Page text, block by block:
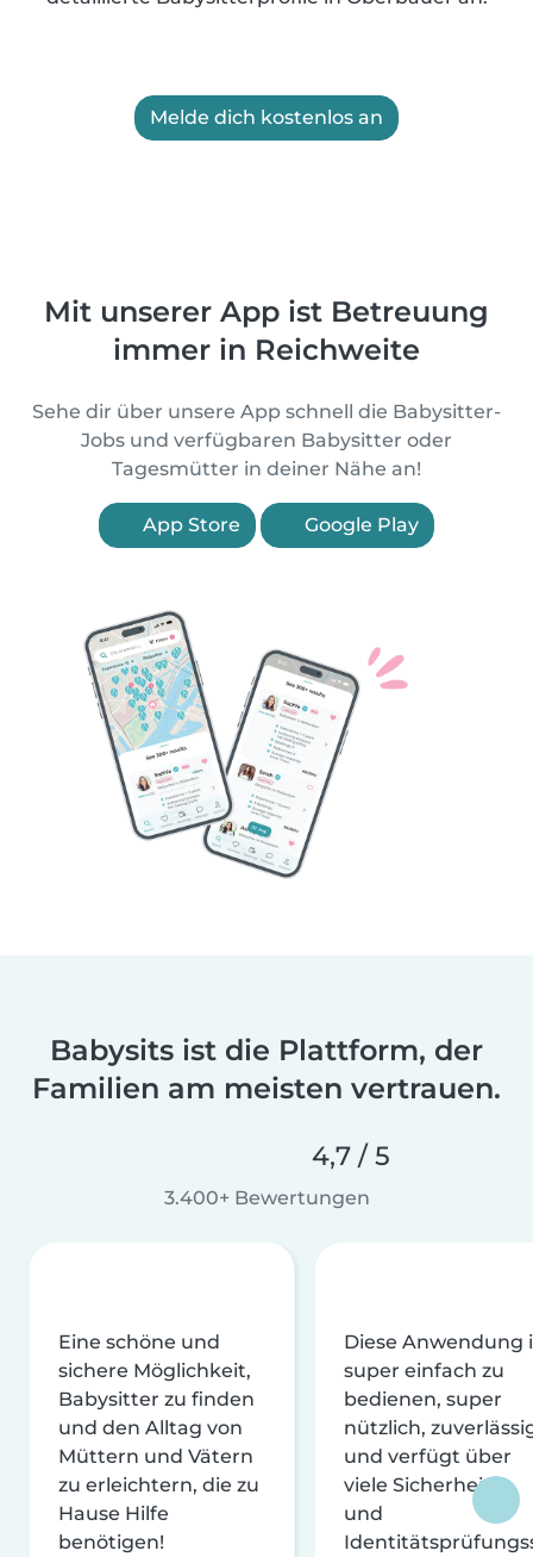
Melde dich kostenlos an
Mit unserer App ist Betreuung
immer in Reichweite
Sehe dir über unsere App schnell die Babysitter-
Jobs und verfügbaren Babysitter oder
Tagesmütter in deiner Nähe an!
App Store Google Play
Babysits ist die Plattform, der
Familien am meisten vertrauen.
4,7 / 5
3.400+ Bewertungen
Eine schöne und
sichere Möglichkeit,
Babysitter zu finden
und den Alltag von
Müttern und Vätern
zu erleichtern, die zu
Hause Hilfe
benötigen!
Diese Anwendung
super einfach zu
bedienen, super
nützlich,
und verfügt über
viele Sicherheits-
und